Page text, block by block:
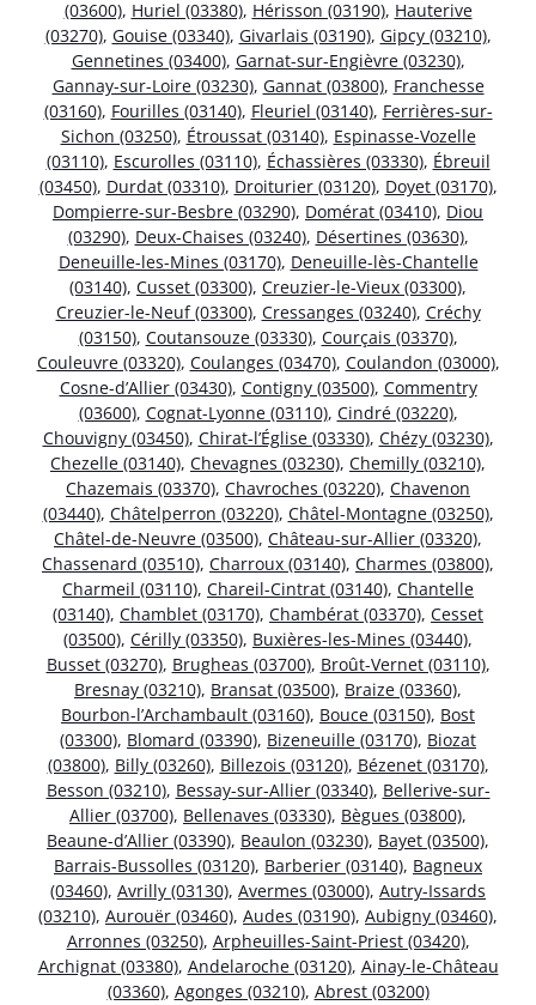
(03600), Huriel (03380), Hérisson (03190), Hauterive
(03270), Gouise (03340), Givarlais (03190), Gipcy (03210),
Gennetines (03400), Garnat-sur-Engièvre (03230),
Gannay-sur-Loire (03230), Gannat (03800), Franchesse
(03160), Fourilles (03140), Fleuriel (03140), Ferrières-sur-
Sichon (03250), Étroussat (03140), Espinasse-Vozelle
(03110), Escurolles (03110), Échassières (03330), Ébreuil
(03450), Durdat (03310), Droiturier (03120), Doyet (03170),
Dompierre-sur-Besbre (03290), Domérat (03410), Diou
(03290), Deux-Chaises (03240), Désertines (03630),
Deneuille-les-Mines (03170), Deneuille-lès-Chantelle
(03140), Cusset (03300), Creuzier-le-Vieux (03300),
Creuzier-le-Neuf (03300), Cressanges (03240), Créchy
(03150), Coutansouze (03330), Courçais (03370),
Couleuvre (03320), Coulanges (03470), Coulandon (03000),
Cosne-d’Allier (03430), Contigny (03500), Commentry
(03600), Cognat-Lyonne (03110), Cindré (03220),
Chouvigny (03450), Chirat-l’Église (03330), Chézy (03230),
Chezelle (03140), Chevagnes (03230), Chemilly (03210),
Chazemais (03370), Chavroches (03220), Chavenon
(03440), Châtelperron (03220), Châtel-Montagne (03250),
Châtel-de-Neuvre (03500), Château-sur-Allier (03320),
Chassenard (03510), Charroux (03140), Charmes (03800),
Charmeil (03110), Chareil-Cintrat (03140), Chantelle
(03140), Chamblet (03170), Chambérat (03370), Cesset
(03500), Cérilly (03350), Buxières-les-Mines (03440),
Busset (03270), Brugheas (03700), Broût-Vernet (03110),
Bresnay (03210), Bransat (03500), Braize (03360),
Bourbon-l’Archambault (03160), Bouce (03150), Bost
(03300), Blomard (03390), Bizeneuille (03170), Biozat
(03800), Billy (03260), Billezois (03120), Bézenet (03170),
Besson (03210), Bessay-sur-Allier (03340), Bellerive-sur-
Allier (03700), Bellenaves (03330), Bègues (03800),
Beaune-d’Allier (03390), Beaulon (03230), Bayet (03500),
Barrais-Bussolles (03120), Barberier (03140), Bagneux
(03460), Avrilly (03130), Avermes (03000), Autry-Issards
(03210), Aurouër (03460), Audes (03190), Aubigny (03460),
Arronnes (03250), Arpheuilles-Saint-Priest (03420),
Archignat (03380), Andelaroche (03120), Ainay-le-Château
(03360), Agonges (03210), Abrest (03200)